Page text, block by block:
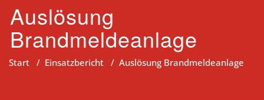
Auslösung
Brandmeldeanlage
Start / Einsatzbericht / Auslösung Brandmeldeanlage